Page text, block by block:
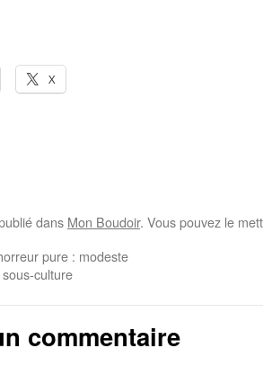
X
dans Mon Boudoir. Vous pouvez le
pure : modeste
culture
commentaire